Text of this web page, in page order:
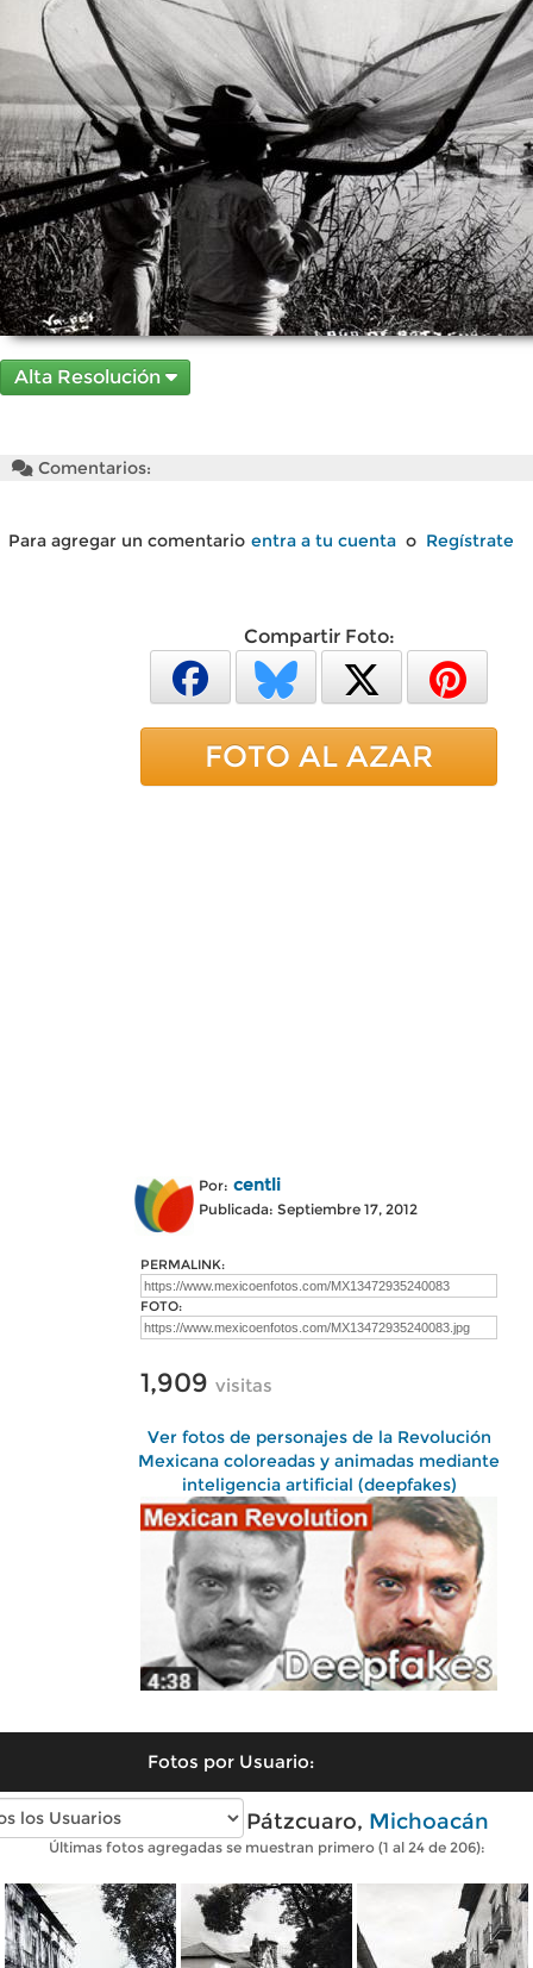
Alta Resolución
Comentarios:
Para agregar un comentario entra a tu cuenta o Regístrate
Compartir Foto:
FOTO AL AZAR
Por: centli
Publicada: Septiembre 17, 2012
PERMALINK:
FOTO:
1,909 visitas
Ver fotos de personajes de la Revolución
Mexicana coloreadas y animadas mediante
inteligencia artificial (deepfakes)
Fotos por Usuario:
Fotos antiguas de Pátzcuaro, Michoacán
Últimas fotos agregadas se muestran primero (1 al 24 de 206):